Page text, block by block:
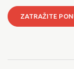
ZATRAŽITE